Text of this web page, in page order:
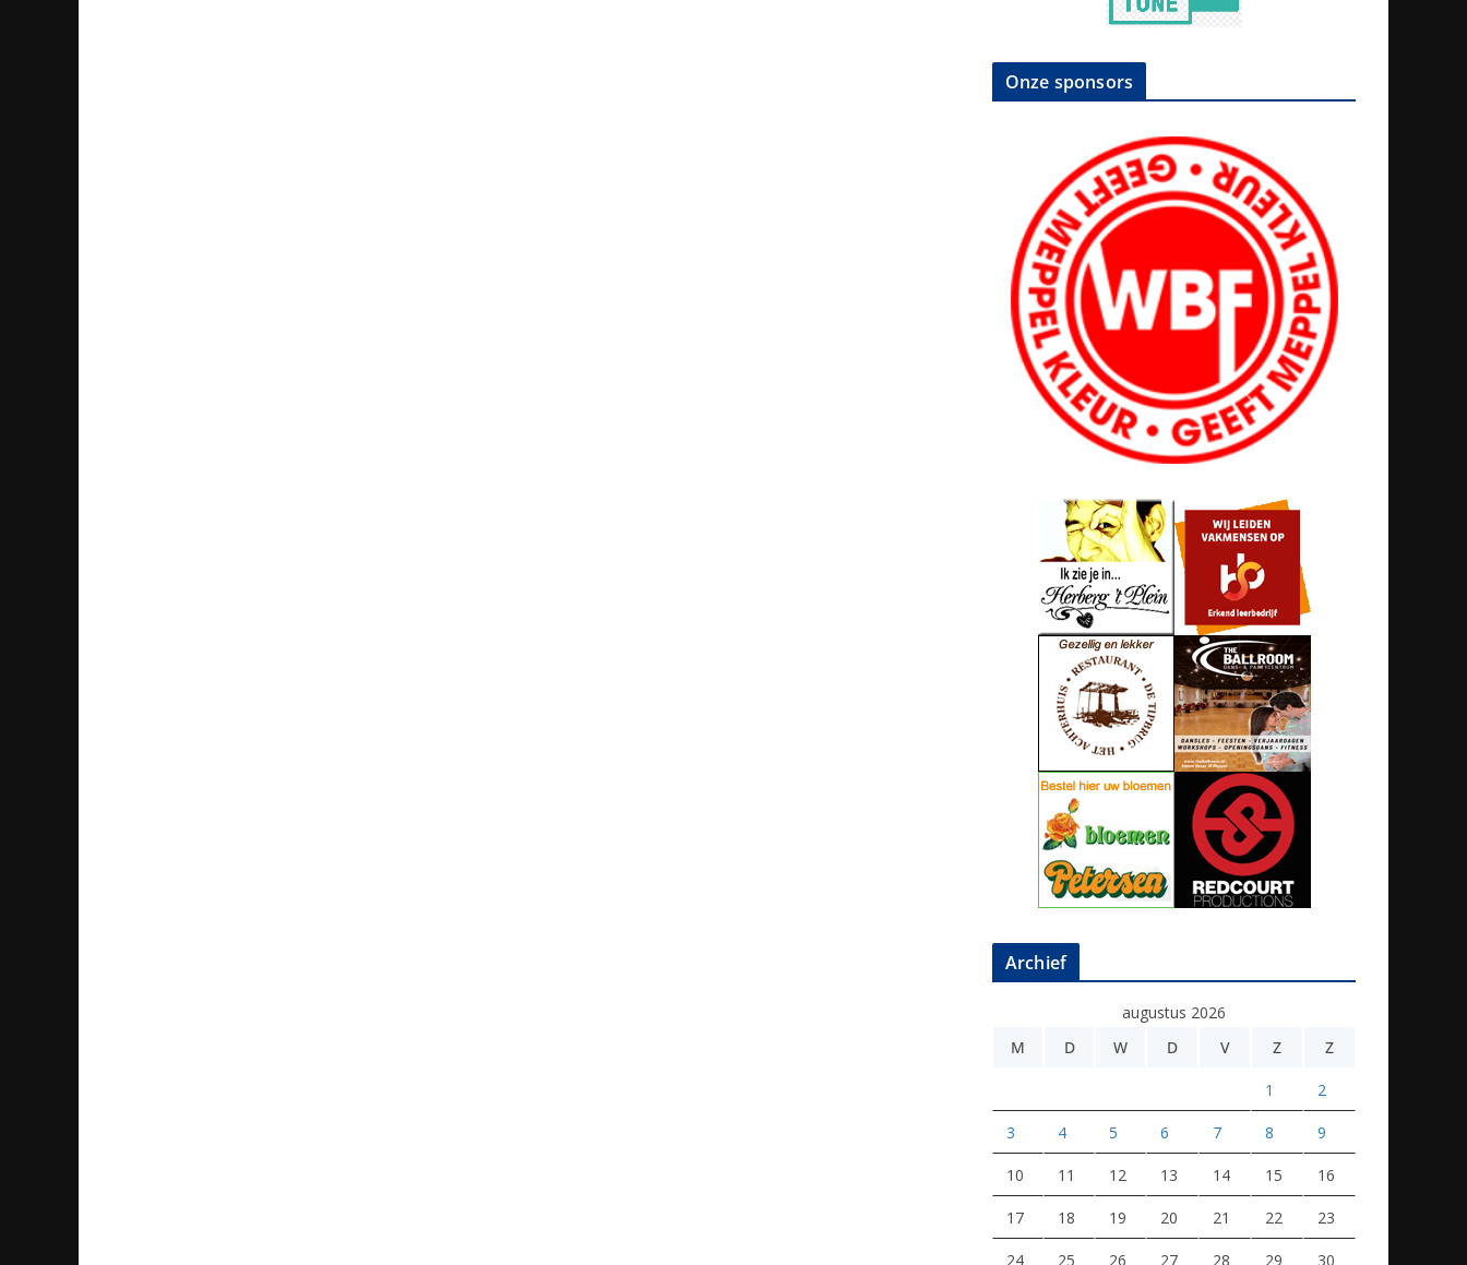
Onze sponsors
Archief
augustus 2026
M
D W D V Z Z
1 2
3 4 5 6 7 8 9
10 11 12 13 14 15 16
17 18 19 20 21 22 23
24 25 26 27 28 29 30